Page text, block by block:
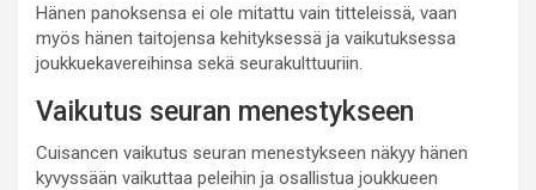
Hänen panoksensa ei ole mitattu vain titteleissä, vaan
myös hänen taitojensa kehityksessä ja vaikutuksessa
joukkuekavereihinsa sekä seurakulttuuriin.
Vaikutus seuran menestykseen
Cuisancen vaikutus seuran menestykseen näkyy hänen
kyvyssään vaikuttaa peleihin ja osallistua joukkueen